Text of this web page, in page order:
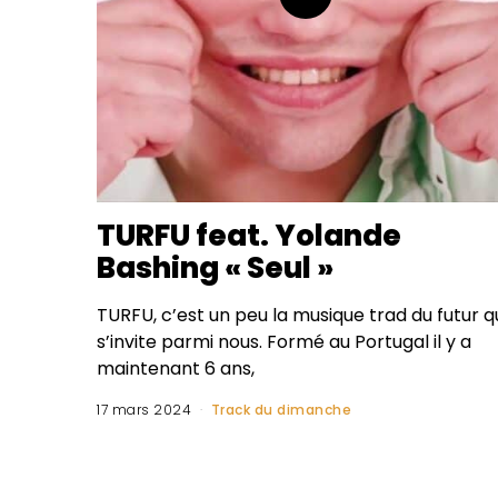
TURFU feat. Yolande
Bashing « Seul »
TURFU, c’est un peu la musique trad du futur
s’invite parmi nous. Formé au Portugal il y a
maintenant 6 ans,
17 mars 2024 Track du dimanche